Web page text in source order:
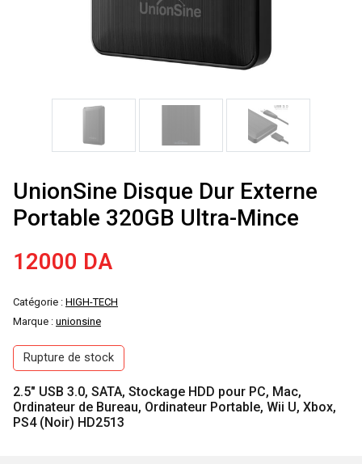
UnionSine Disque Dur Externe
Portable 320GB Ultra-Mince
12000 DA
Catégorie : HIGH-TECH
Marque : unionsine
Rupture de stock
2.5″ USB 3.0, SATA, Stockage HDD pour PC, Mac,
Ordinateur de Bureau, Ordinateur Portable, Wii U, Xbox,
PS4 (Noir) HD2513